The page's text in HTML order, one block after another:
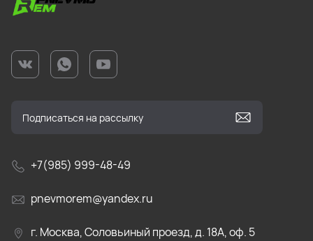
+7(985) 999-48-49
pnevmorem@yandex.ru
г. Москва, Соловьиный проезд, д. 18А, оф. 5